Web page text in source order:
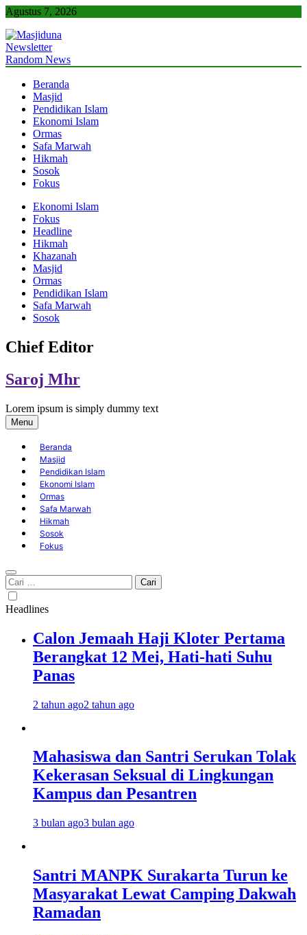
Skip
content
Agustus 7, 2026
Masjiduna
Referensi Berita Islam Indonesia
Newsletter
Random News
Beranda
Masjid
Pendidikan Islam
Ekonomi Islam
Ormas
Safa Marwah
Hikmah
Sosok
Fokus
Ekonomi Islam
Fokus
Headline
Hikmah
Khazanah
Masjid
Ormas
Pendidikan Islam
Safa Marwah
Sosok
Chief Editor
Saroj Mhr
Lorem ipsum is simply dummy text
Menu
Beranda
Masjid
Pendidikan Islam
Ekonomi Islam
Ormas
Safa Marwah
Hikmah
Sosok
Fokus
Cari
untuk:
Headlines
Calon Jemaah Haji Kloter Pertama
Berangkat 12 Mei, Hati-hati Suhu
Panas
2 tahun ago2 tahun ago
Mahasiswa dan Santri Serukan Tolak
Kekerasan Seksual di Lingkungan
Kampus dan Pesantren
3 bulan ago3 bulan ago
Santri MANPK Surakarta Turun ke
Masyarakat Lewat Camping Dakwah
Ramadan